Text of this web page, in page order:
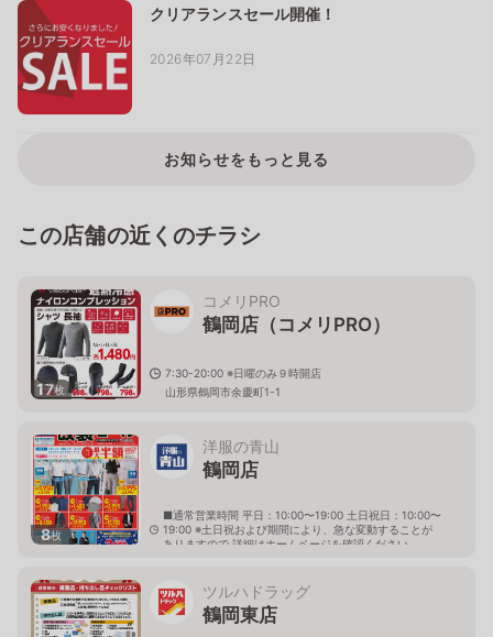
クリアランスセール開催！
2026年07月22日
お知らせをもっと見る
この店舗の近くのチラシ
17枚
コメリPRO
鶴岡店（コメリPRO）
7:30-20:00 ※日曜のみ９時開店
山形県鶴岡市余慶町1-1
8枚
洋服の青山
鶴岡店
■通常営業時間 平日：10:00〜19:00 土日祝日：10:00〜
19:00 ※土日祝および期間により、急な変動することが
ありますので 詳細はホームページを確認ください
ツルハドラッグ
鶴岡東店